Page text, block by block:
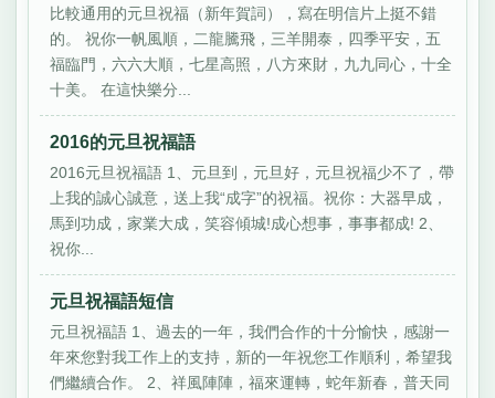
比較通用的元旦祝福（新年賀詞），寫在明信片上挺不錯
的。 祝你一帆風順，二龍騰飛，三羊開泰，四季平安，五
福臨門，六六大順，七星高照，八方來財，九九同心，十全
十美。 在這快樂分...
2016的元旦祝福語
2016元旦祝福語 1、元旦到，元旦好，元旦祝福少不了，帶
上我的誠心誠意，送上我“成字”的祝福。祝你：大器早成，
馬到功成，家業大成，笑容傾城!成心想事，事事都成! 2、
祝你...
元旦祝福語短信
元旦祝福語 1、過去的一年，我們合作的十分愉快，感謝一
年來您對我工作上的支持，新的一年祝您工作順利，希望我
們繼續合作。 2、祥風陣陣，福來運轉，蛇年新春，普天同